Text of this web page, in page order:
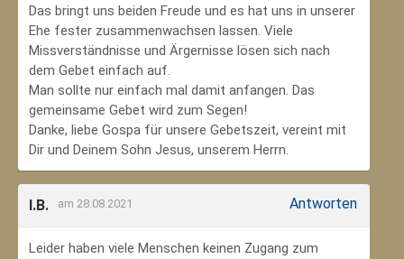
Das bringt uns beiden Freude und es hat uns in unserer
Ehe fester zusammenwachsen lassen. Viele
Missverständnisse und Ärgernisse lösen sich nach
dem Gebet einfach auf.
Man sollte nur einfach mal damit anfangen. Das
gemeinsame Gebet wird zum Segen!
Danke, liebe Gospa für unsere Gebetszeit, vereint mit
Dir und Deinem Sohn Jesus, unserem Herrn.
I.B. am 28.08.2021 Antworten
Leider haben viele Menschen keinen Zugang zum